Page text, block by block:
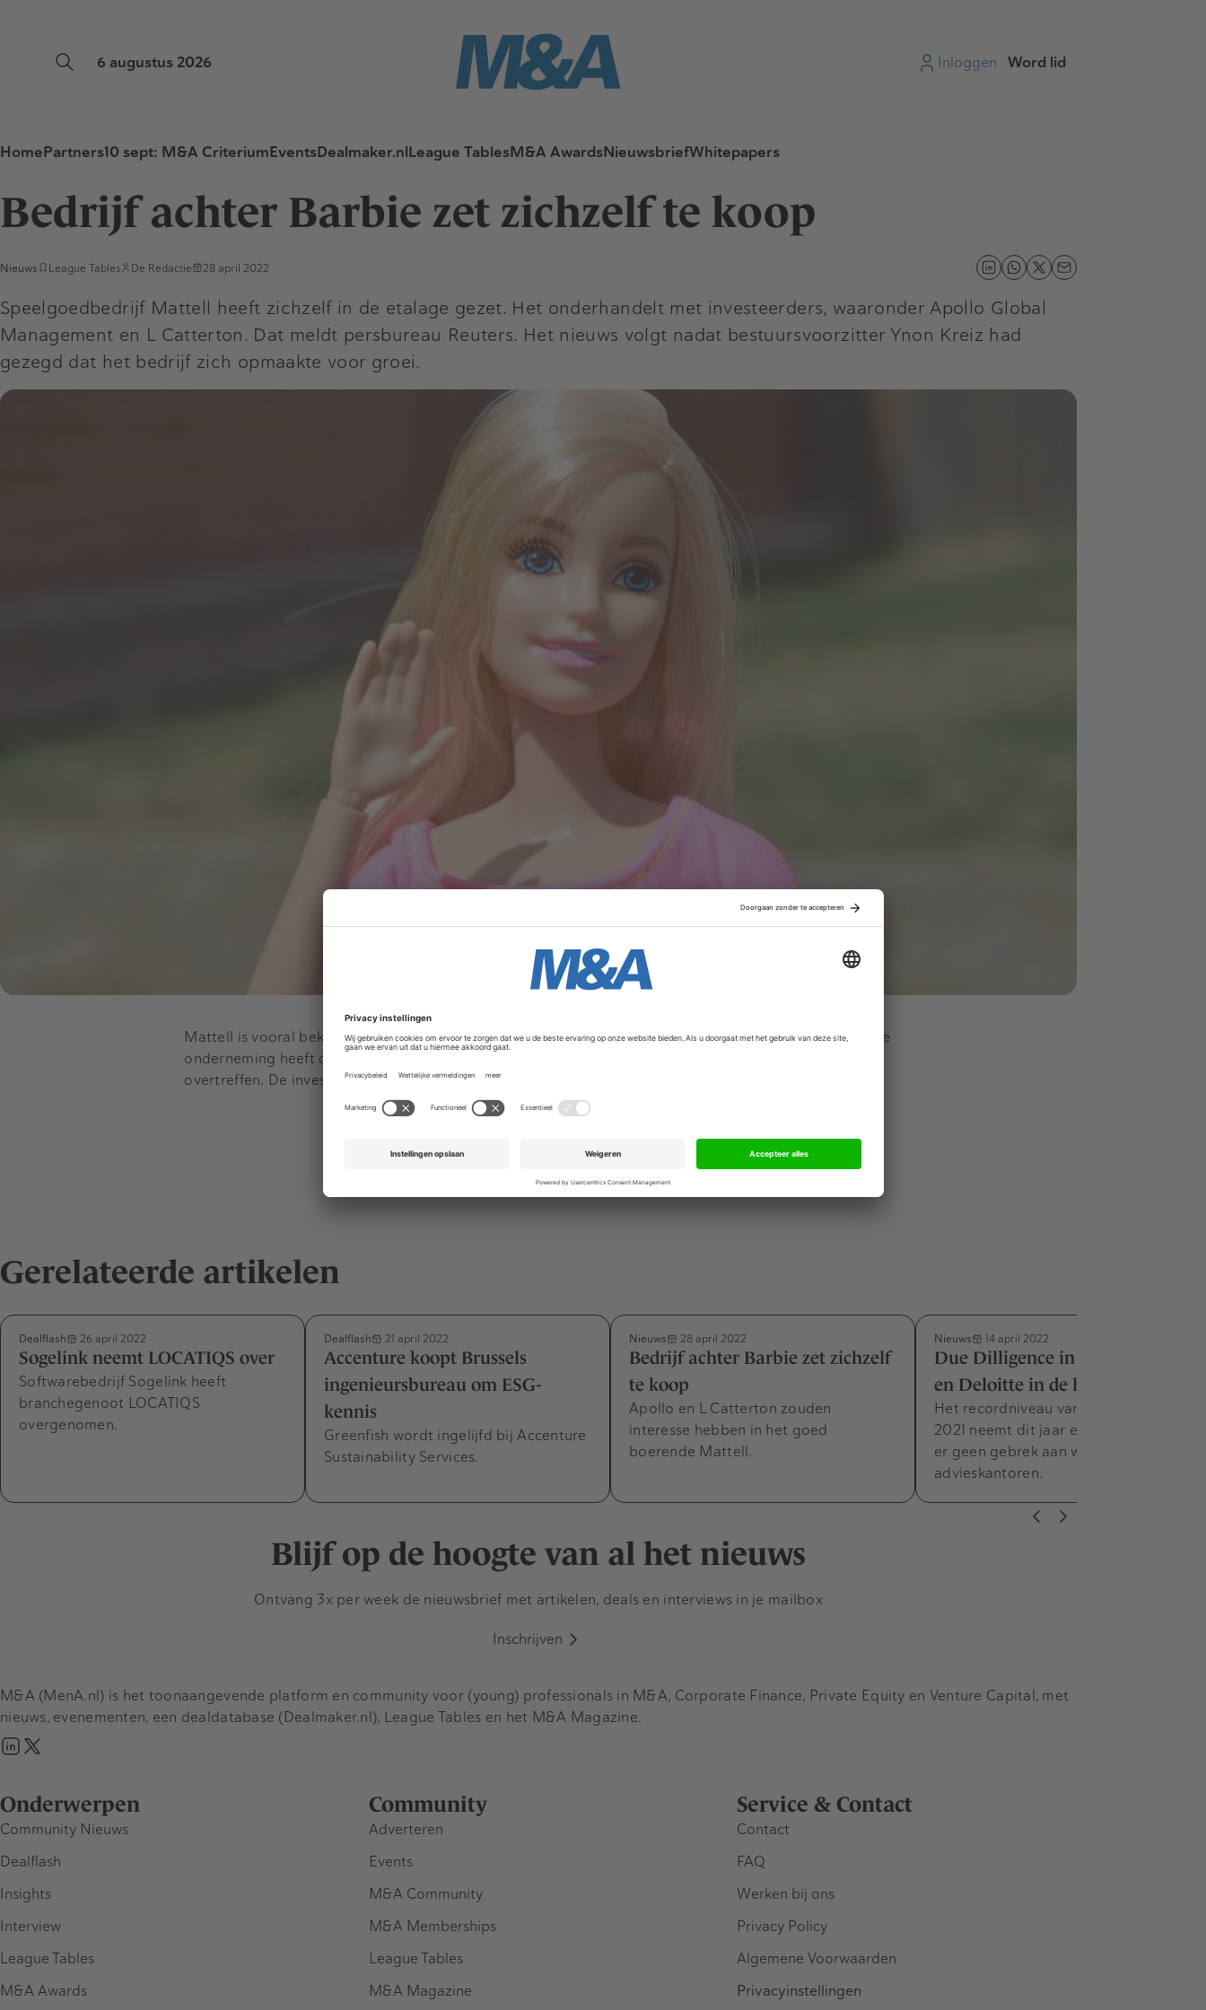
6 augustus 2026 Inloggen Word lid
HomePartners10 sept: M&A CriteriumEventsDealmaker.nlLeague TablesM&A AwardsNieuwsbriefWhitepapers
Bedrijf achter Barbie zet zichzelf te koop
Nieuws League Tables De Redactie 28 april 2022
Speelgoedbedrijf Mattell heeft zichzelf in de etalage gezet. Het onderhandelt met investeerders, waaronder Apollo Global
Management en L Catterton. Dat meldt persbureau Reuters. Het nieuws volgt nadat bestuursvoorzitter Ynon Kreiz had
gezegd dat het bedrijf zich opmaakte voor groei.
Mattell is vooral bekend van de barbie-poppen. Ook exploiteert het bedrijf het woordspel Scrabble. De
onderneming heeft de wind in de zeilen. De jaarwinst zou de verwachtingen van analisten
overtreffen. De investeerders wilden niet reageren op de berichtgeving.
Gerelateerde artikelen
Dealflash 26 april 2022
Sogelink neemt LOCATIQS over
Softwarebedrijf Sogelink heeft
branchegenoot LOCATIQS
overgenomen.
Dealflash 21 april 2022
Accenture koopt Brussels
ingenieursbureau om ESG-
kennis
Greenfish wordt ingelijfd bij Accenture
Sustainability Services.
Nieuws 28 april 2022
Bedrijf achter Barbie zet zichzelf
te koop
Apollo en L Catterton zouden
interesse hebben in het goed
boerende Mattell.
Nieuws 14 april 2022
Due Dilligence in Q1, 2022: PwC
en Deloitte in de lead
Het recordniveau van transacties van
2021 neemt dit jaar enigszins af. Toch is
er geen gebrek aan werk voor
advieskantoren.
Blijf op de hoogte van al het nieuws
Ontvang 3x per week de nieuwsbrief met artikelen, deals en interviews in je mailbox
Inschrijven
Onderwerpen
Community Nieuws
Dealflash
Insights
Interview
League Tables
M&A Awards
Community
Adverteren
Events
M&A Community
M&A Memberships
League Tables
M&A Magazine
Service & Contact
Contact
FAQ
Werken bij ons
Privacy Policy
Algemene Voorwaarden
Privacyinstellingen
M&A (MenA.nl) is het toonaangevende platform en community voor (young) professionals in M&A, Corporate Finance, Private Equity en Venture Capital, met
nieuws, evenementen, een dealdatabase (Dealmaker.nl), League Tables en het M&A Magazine.